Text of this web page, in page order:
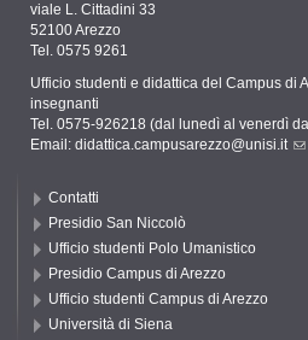
viale L. Cittadini 33
52100 Arezzo
Tel. 0575 9261
Ufficio studenti e didattica del Campus di
insegnanti
Tel. 0575-926218 (dal lunedì al venerdì
Email: didattica.campusarezzo@unisi.it
Contatti
Presidio San Niccolò
Ufficio studenti Polo Umanistico
Presidio Campus di Arezzo
Ufficio studenti Campus di Arezzo
Università di Siena